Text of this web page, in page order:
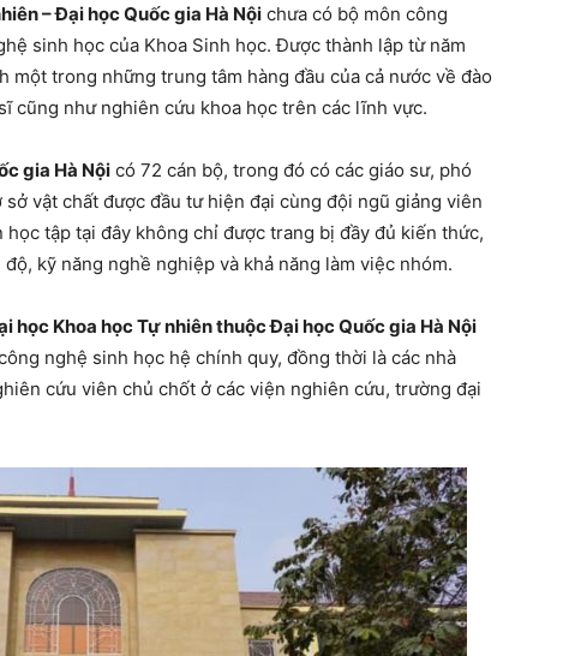
– Đại học Quốc gia Hà Nội chưa có bộ môn công
sinh học của Khoa Sinh học. Được thành lập từ năm
một trong những trung tâm hàng đầu của cả nước về đào
cũng như nghiên cứu khoa học trên các lĩnh vực.
gia Hà Nội có 72 cán bộ, trong đó có các giáo sư, phó
vật chất được đầu tư hiện đại cùng đội ngũ giảng viên
tập tại đây không chỉ được trang bị đầy đủ kiến ​​thức,
kỹ năng nghề nghiệp và khả năng làm việc nhóm.
học Khoa học Tự nhiên thuộc Đại học Quốc gia Hà Nội
nghệ sinh học hệ chính quy, đồng thời là các nhà
cứu viên chủ chốt ở các viện nghiên cứu, trường đại